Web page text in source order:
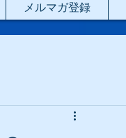
メルマガ登録